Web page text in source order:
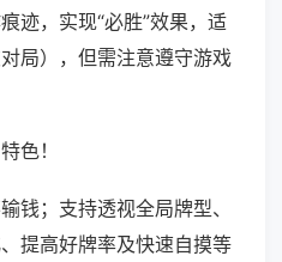
迹，实现“必胜”效果，适
局），但需注意遵守游戏
色！
钱；支持透视全局牌型、
提高好牌率及快速自摸等